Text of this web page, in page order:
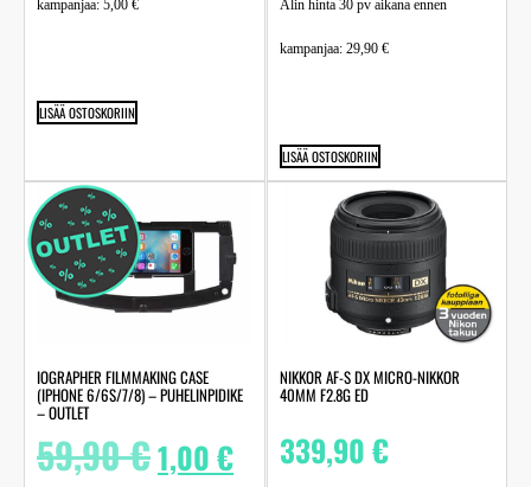
kampanjaa: 5,00 €
LISÄÄ OSTOSKORIIN
Alin hinta 30 pv aikana ennen
kampanjaa: 29,90 €
LISÄÄ OSTOSKORIIN
IOGRAPHER FILMMAKING CASE
(IPHONE 6/6S/7/8) – PUHELINPIDIKE
– OUTLET
59,90€1,00€
NIKKOR AF-S DX MICRO-NIKKOR
40MM F2.8G ED
339,90€